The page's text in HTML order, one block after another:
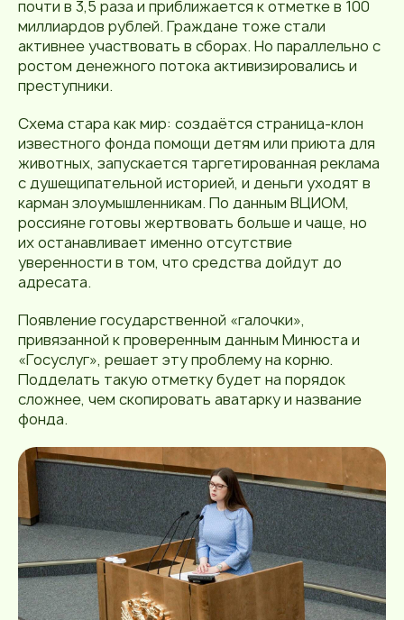
почти в 3,5 раза и приближается к отметке в 100
миллиардов рублей. Граждане тоже стали
активнее участвовать в сборах. Но параллельно с
ростом денежного потока активизировались и
преступники.
Схема стара как мир: создаётся страница-клон
известного фонда помощи детям или приюта для
животных, запускается таргетированная реклама
с душещипательной историей, и деньги уходят в
карман злоумышленникам. По данным ВЦИОМ,
россияне готовы жертвовать больше и чаще, но
их останавливает именно отсутствие
уверенности в том, что средства дойдут до
адресата.
Появление государственной «галочки»,
привязанной к проверенным данным Минюста и
«Госуслуг», решает эту проблему на корню.
Подделать такую отметку будет на порядок
сложнее, чем скопировать аватарку и название
фонда.